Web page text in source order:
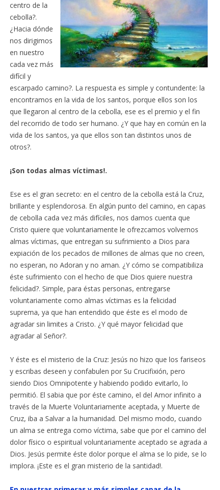
centro de la
cebolla?.
¿Hacia dónde
nos dirigimos
en nuestro
cada vez más
difícil y
escarpado camino?. La respuesta es simple y contundente: la
encontramos en la vida de los santos, porque ellos son los
que llegaron al centro de la cebolla, ese es el premio y el fin
del recorrido de todo ser humano. ¿Y que hay en común en la
vida de los santos, ya que ellos son tan distintos unos de
otros?.
¡Son todas almas víctimas!.
Ese es el gran secreto: en el centro de la cebolla está la Cruz,
brillante y esplendorosa. En algún punto del camino, en capas
de cebolla cada vez más difíciles, nos damos cuenta que
Cristo quiere que voluntariamente le ofrezcamos volvernos
almas víctimas, que entregan su sufrimiento a Dios para
expiación de los pecados de millones de almas que no creen,
no esperan, no Adoran y no aman. ¿Y cómo se compatibiliza
éste sufrimiento con el hecho de que Dios quiere nuestra
felicidad?. Simple, para éstas personas, entregarse
voluntariamente como almas víctimas es la felicidad
suprema, ya que han entendido que éste es el modo de
agradar sin limites a Cristo. ¿Y qué mayor felicidad que
agradar al Señor?.
Y éste es el misterio de la Cruz: Jesús no hizo que los fariseos
y escribas deseen y confabulen por Su Crucifixión, pero
siendo Dios Omnipotente y habiendo podido evitarlo, lo
permitió. El sabia que por éste camino, el del Amor infinito a
través de la Muerte Voluntariamente aceptada, y Muerte de
Cruz, iba a Salvar a la humanidad. Del mismo modo, cuando
un alma se entrega como víctima, sabe que por el camino del
dolor físico o espiritual voluntariamente aceptado se agrada a
Dios. Jesús permite éste dolor porque el alma se lo pide, se lo
implora. ¡Este es el gran misterio de la santidad!.